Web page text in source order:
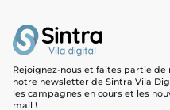
Rejoignez-nous et faites partie de
notre newsletter de Sintra Vila
les campagnes en cours et les
mail !